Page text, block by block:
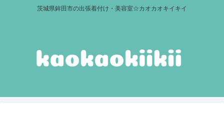
茨城県鉾田市の出張着付け・美容室☆カオカオキイキイ